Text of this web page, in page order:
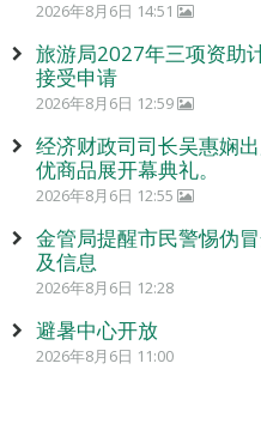
2026年8月6日 14:51
旅游局2027年三项资助
接受申请
2026年8月6日 12:59
经济财政司司长吴惠娴
优商品展开幕典礼。
2026年8月6日 12:55
金管局提醒市民警惕伪
及信息
2026年8月6日 12:28
避暑中心开放
2026年8月6日 11:00